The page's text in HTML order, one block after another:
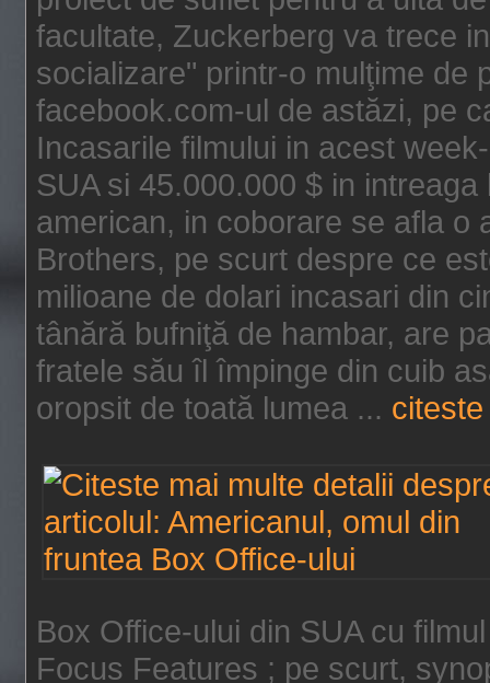
facultate, Zuckerberg va trece
socializare" printr-o mulţime de
facebook.com-ul de astăzi, pe
Incasarile filmului in acest
SUA si 45.000.000 $ in
american, in coborare se afla o
Brothers, pe scurt despre ce
milioane de dolari incasari din
tânără bufniţă de hambar, are
fratele său îl împinge din cuib
oropsit de toată lumea ...
Box Office-ului din SUA cu
Focus Features ; pe scurt,